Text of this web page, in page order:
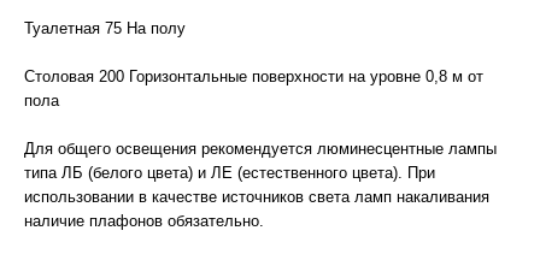
Туалетная 75 На полу
Столовая 200 Горизонтальные поверхности на уровне 0,8 м от
пола
Для общего освещения рекомендуется люминесцентные лампы
типа ЛБ (белого цвета) и ЛЕ (естественного цвета). При
использовании в качестве источников света ламп накаливания
наличие плафонов обязательно.